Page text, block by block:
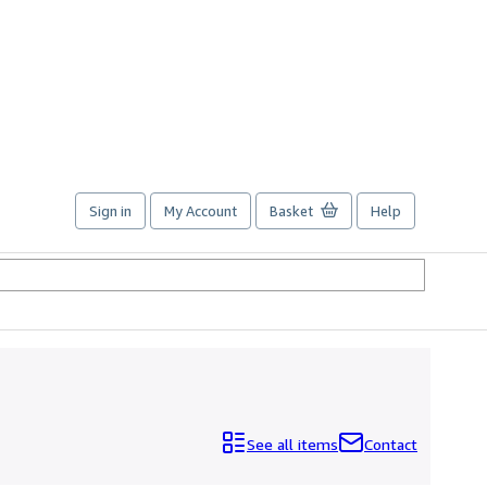
Sign in My Account Basket Help
See all items Contact